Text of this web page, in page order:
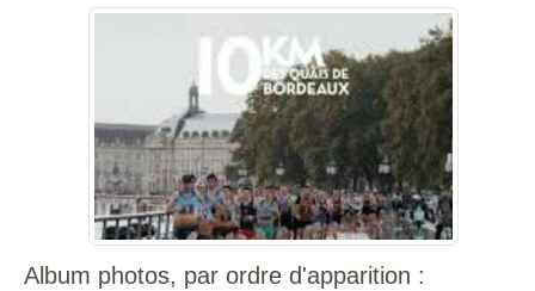
Album photos, par ordre d'apparition :